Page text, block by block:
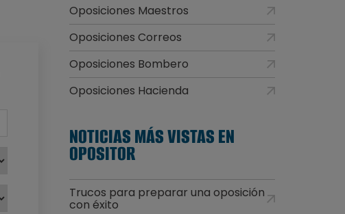
Oposiciones Maestros
Oposiciones Correos
Oposiciones Bombero
Oposiciones Hacienda
NOTICIAS MÁS VISTAS EN
OPOSITOR
Trucos para preparar una oposición
con éxito